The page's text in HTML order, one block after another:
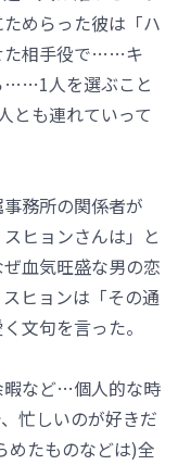
めらった彼は「ハ
た相手役で……キ
……1人を選ぶこと
とも連れていって
務所の関係者が
ヒョンさんは」と
血気旺盛な男の恋
ヒョンは「その通
文句を言った。
暇など…個人的な時
忙しいのが好きだ
たものなどは)全